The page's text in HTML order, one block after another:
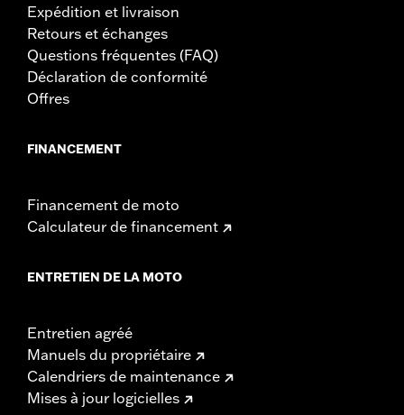
Expédition et livraison
Retours et échanges
Questions fréquentes (FAQ)
Déclaration de conformité
Offres
FINANCEMENT
Financement de moto
Calculateur de financement
ENTRETIEN DE LA MOTO
Entretien agréé
Manuels du propriétaire
Calendriers de maintenance
Mises à jour logicielles